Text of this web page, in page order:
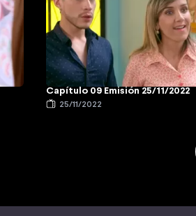
Capítulo 09 Emisión 25/11/2022
25/11/2022